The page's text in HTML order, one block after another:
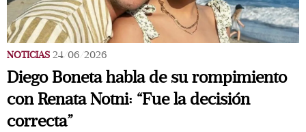
NOTICIAS 24/06/2026
Diego Boneta habla de su rompimiento
con Renata Notni: “Fue la decisión
correcta”